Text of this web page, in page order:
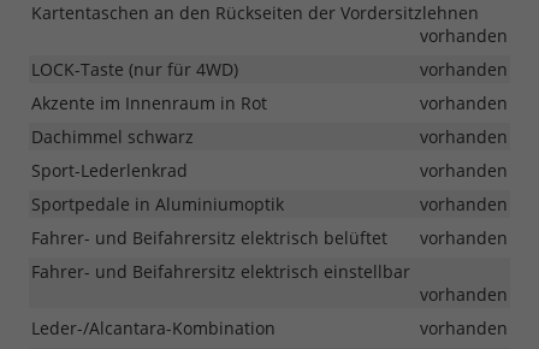
Kartentaschen an den Rückseiten der Vordersitzlehnen
vorhanden
LOCK-Taste (nur für 4WD)
vorhanden
Akzente im Innenraum in Rot
vorhanden
Dachimmel schwarz
vorhanden
Sport-Lederlenkrad
vorhanden
Sportpedale in Aluminiumoptik
vorhanden
Fahrer- und Beifahrersitz elektrisch belüftet
vorhanden
Fahrer- und Beifahrersitz elektrisch einstellbar
vorhanden
Leder-/Alcantara-Kombination
vorhanden